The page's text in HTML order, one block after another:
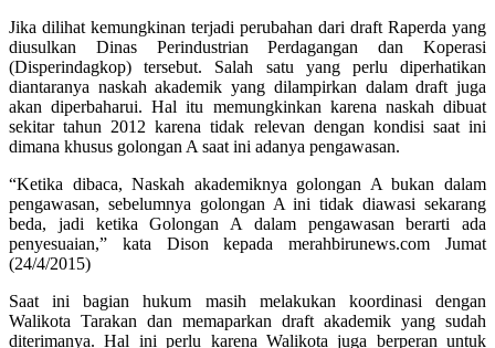
Jika dilihat kemungkinan terjadi perubahan dari draft Raperda yang
diusulkan Dinas Perindustrian Perdagangan dan Koperasi
(Disperindagkop) tersebut. Salah satu yang perlu diperhatikan
diantaranya naskah akademik yang dilampirkan dalam draft juga
akan diperbaharui. Hal itu memungkinkan karena naskah dibuat
sekitar tahun 2012 karena tidak relevan dengan kondisi saat ini
dimana khusus golongan A saat ini adanya pengawasan.
“Ketika dibaca, Naskah akademiknya golongan A bukan dalam
pengawasan, sebelumnya golongan A ini tidak diawasi sekarang
beda, jadi ketika Golongan A dalam pengawasan berarti ada
penyesuaian,” kata Dison kepada merahbirunews.com Jumat
(24/4/2015)
Saat ini bagian hukum masih melakukan koordinasi dengan
Walikota Tarakan dan memaparkan draft akademik yang sudah
diterimanya. Hal ini perlu karena Walikota juga berperan untuk